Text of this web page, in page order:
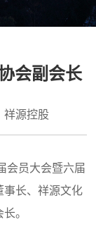
会副会长
源控股
会员大会暨六届
长、祥源文化
。